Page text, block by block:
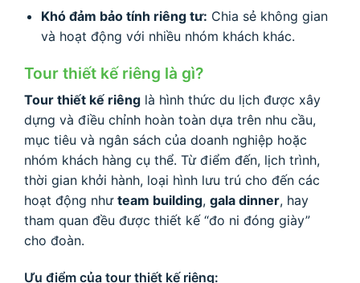
Khó đảm bảo tính riêng tư: Chia sẻ không gian
và hoạt động với nhiều nhóm khách khác.
Tour thiết kế riêng là gì?
Tour thiết kế riêng là hình thức du lịch được xây
dựng và điều chỉnh hoàn toàn dựa trên nhu cầu,
mục tiêu và ngân sách của doanh nghiệp hoặc
nhóm khách hàng cụ thể. Từ điểm đến, lịch trình,
thời gian khởi hành, loại hình lưu trú cho đến các
hoạt động như team building, gala dinner, hay
tham quan đều được thiết kế “đo ni đóng giày”
cho đoàn.
Ưu điểm của tour thiết kế riêng: